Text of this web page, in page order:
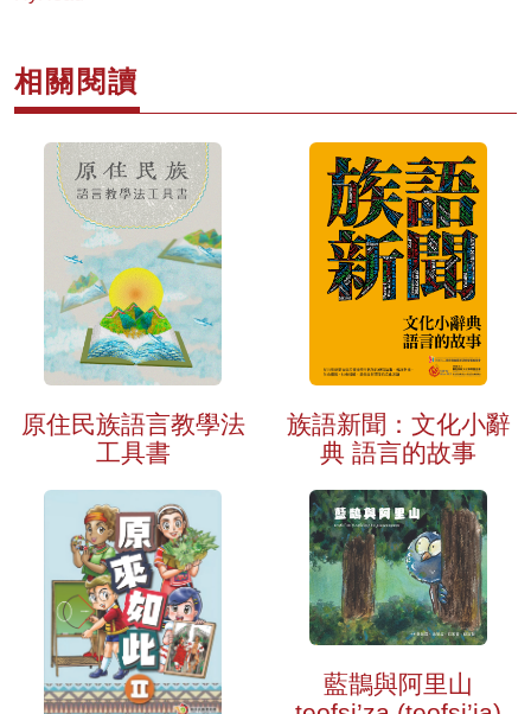
相關閱讀
原住民族語言教學法
工具書
族語新聞：文化小辭
典 語言的故事
藍鵲與阿里山